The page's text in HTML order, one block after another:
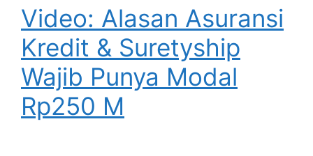
Video: Alasan Asuransi
Kredit & Suretyship
Wajib Punya Modal
Rp250 M